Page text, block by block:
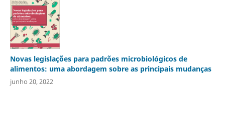
Novas legislações para padrões microbiológicos de
alimentos: uma abordagem sobre as principais mudanças
junho 20, 2022